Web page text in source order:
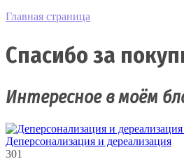
Главная страница
Спасибо за
Интересное в моём
Деперсонализация и дереализация
301